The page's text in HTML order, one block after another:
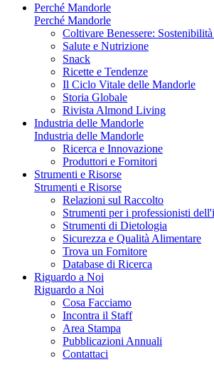
Perché Mandorle
Perché Mandorle
Coltivare Benessere:
Salute e Nutrizione
Snack
Ricette e Tendenze
Il Ciclo Vitale delle Mandorle
Storia Globale
Rivista Almond Living
Industria delle Mandorle
Industria delle Mandorle
Ricerca e Innovazione
Produttori e Fornitori
Strumenti e Risorse
Strumenti e Risorse
Relazioni sul Raccolto
Strumenti per i professionisti
Strumenti di Dietologia
Sicurezza e Qualità Alimentare
Trova un Fornitore
Database di Ricerca
Riguardo a Noi
Riguardo a Noi
Cosa Facciamo
Incontra il Staff
Area Stampa
Pubblicazioni Annuali
Contattaci